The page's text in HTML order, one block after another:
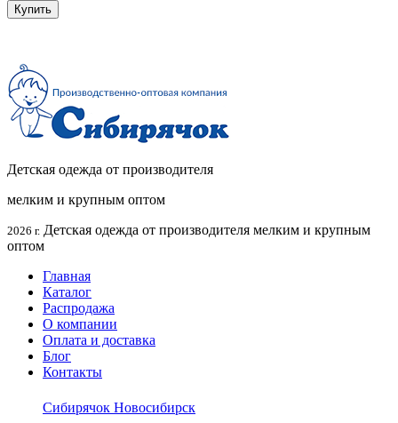
Купить
Детская одежда от производителя
мелким и крупным оптом
2026 г. Детская одежда от производителя мелким и крупным
оптом
Главная
Каталог
Распродажа
О компании
Оплата и доставка
Блог
Контакты
Сибирячок Новосибирск